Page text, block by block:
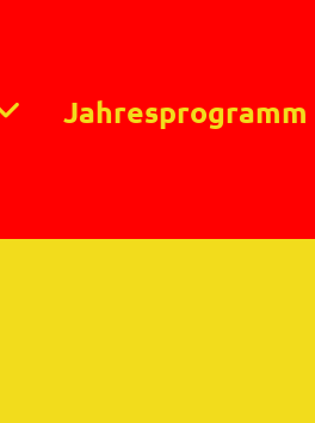
Jahresprogramm